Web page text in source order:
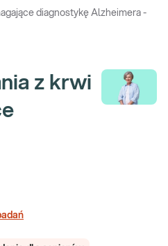
diagnostykę Alzheimera -
z krwi